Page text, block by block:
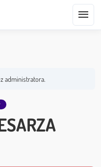
menu
administratora.